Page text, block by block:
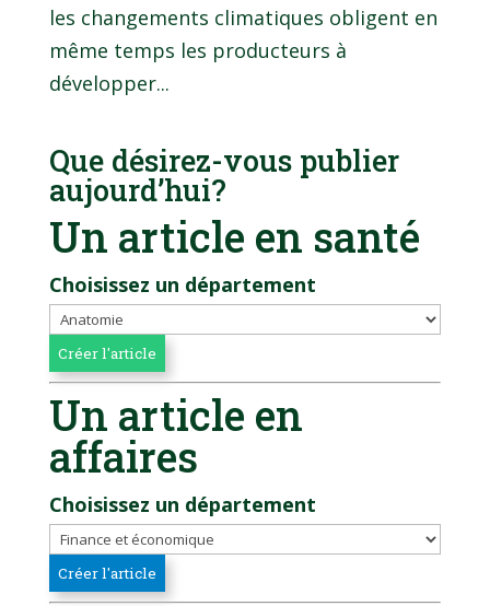
les changements climatiques obligent en
même temps les producteurs à
développer...
Que désirez-vous publier
aujourd’hui?
Un article en santé
Choisissez un département
Un article en
affaires
Choisissez un département